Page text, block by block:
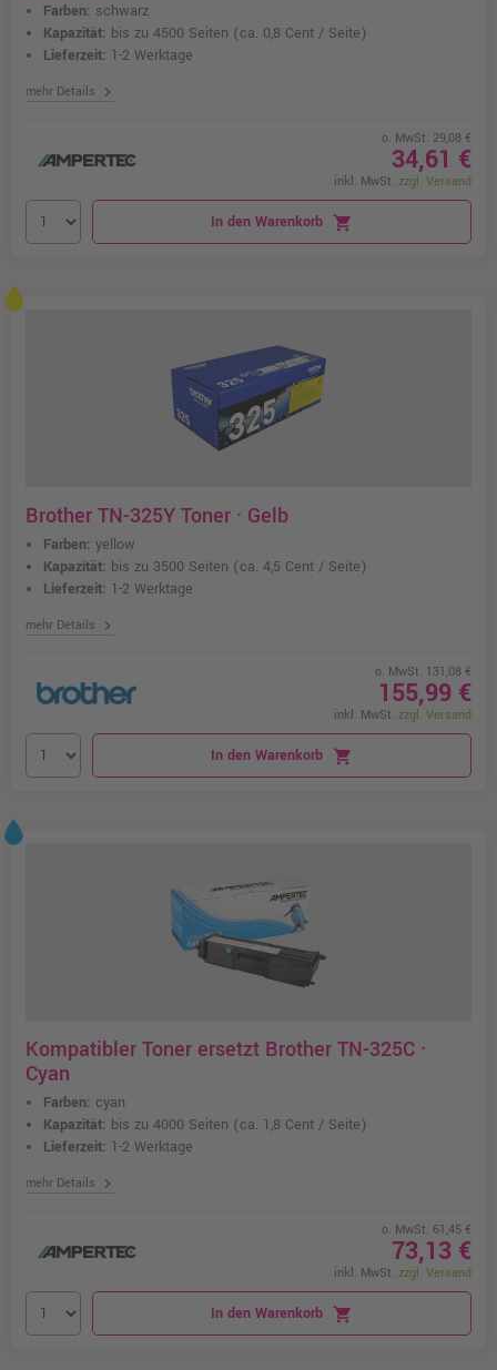
Farben: schwarz
Kapazität: bis zu 4500 Seiten (ca. 0,8 Cent / Seite)
Lieferzeit: 1-2 Werktage
mehr Details chevron_right
o. MwSt. 29,08 €
34,61 €
inkl. MwSt. zzgl. Versand
In den Warenkorb shopping_cart
Brother TN-325Y Toner · Gelb
Farben: yellow
Kapazität: bis zu 3500 Seiten (ca. 4,5 Cent / Seite)
Lieferzeit: 1-2 Werktage
mehr Details chevron_right
o. MwSt. 131,08 €
155,99 €
inkl. MwSt. zzgl. Versand
In den Warenkorb shopping_cart
Kompatibler Toner ersetzt Brother TN-325C ·
Cyan
Farben: cyan
Kapazität: bis zu 4000 Seiten (ca. 1,8 Cent / Seite)
Lieferzeit: 1-2 Werktage
mehr Details chevron_right
o. MwSt. 61,45 €
73,13 €
inkl. MwSt. zzgl. Versand
In den Warenkorb shopping_cart